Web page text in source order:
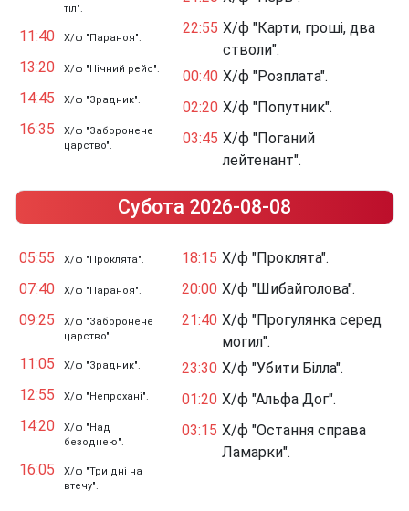
тіл".
11:40 Х/ф "Параноя".
13:20 Х/ф "Нічний рейс".
14:45 Х/ф "Зрадник".
16:35
Х/ф "Заборонене
царство".
22:55 Х/ф "Карти, гроші, два
стволи".
00:40 Х/ф "Розплата".
02:20 Х/ф "Попутник".
03:45 Х/ф "Поганий
лейтенант".
Субота 2026-08-08
05:55 Х/ф "Проклята".
07:40 Х/ф "Параноя".
09:25
Х/ф "Заборонене
царство".
11:05 Х/ф "Зрадник".
12:55 Х/ф "Непрохані".
14:20
Х/ф "Над
безоднею".
16:05
Х/ф "Три дні на
втечу".
18:15 Х/ф "Проклята".
20:00 Х/ф "Шибайголова".
21:40 Х/ф "Прогулянка серед
могил".
23:30 Х/ф "Убити Білла".
01:20 Х/ф "Альфа Дог".
03:15 Х/ф "Остання справа
Ламарки".